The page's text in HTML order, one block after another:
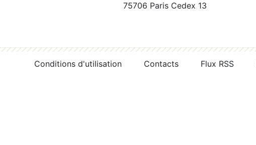
75706 Paris Cedex 13
Conditions d'utilisation Contacts Flux RSS